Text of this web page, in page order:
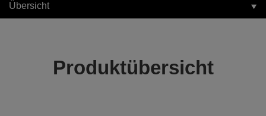
Übersicht
Produktübersicht